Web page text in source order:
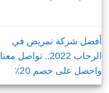
أفضل شركة تمريض في
الرحاب 2022.. تواصل معنا
واحصل على خصم 20٪